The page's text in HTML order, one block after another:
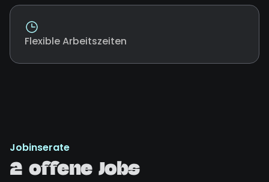
Flexible Arbeitszeiten
Jobinserate
2 offene Jobs